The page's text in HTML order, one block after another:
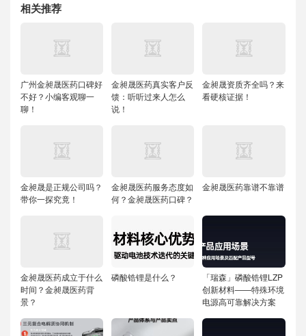
相关推荐
广州金昶晟医药口碑好
不好？小编客观聊一
聊！
金昶晟医药真实客户反
馈：听听过来人怎么
说！
金昶晟资质齐全吗？来
看硬核证据！
金昶晟是正规公司吗？
带你一探究竟！
金昶晟医药服务态度如
何？金昶晟医药口碑？
金昶晟医药靠谱不靠谱
金昶晟医药成立于什么
时间？金昶晟医药背
景？
磷酸锆锂是什么？
「瑞森」磷酸锆锂LZP
创新材料——特殊环境
电源高可靠解决方案